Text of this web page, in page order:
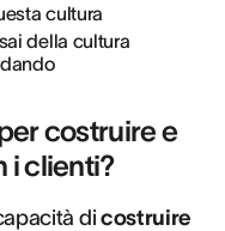
cultura
della cultura
costruire e
i clienti?
dicostruire